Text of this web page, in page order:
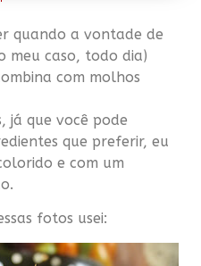
quando a vontade de
meu caso, todo dia)
com molhos
já que você pode
que preferir, eu
e com um
fotos usei: